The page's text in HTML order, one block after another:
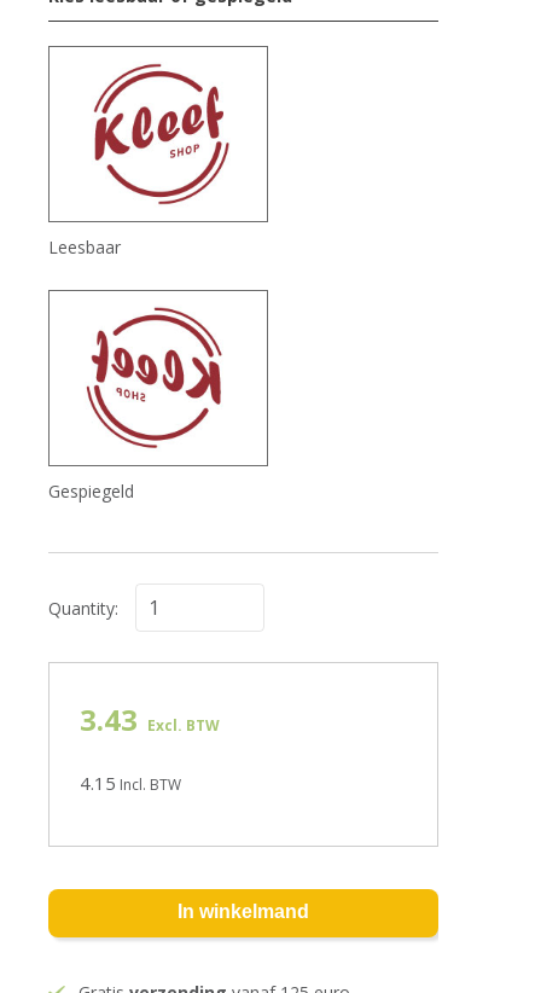
Leesbaar
Gespiegeld
Quantity:
3.43 Excl. BTW
4.15 Incl. BTW
In winkelmand